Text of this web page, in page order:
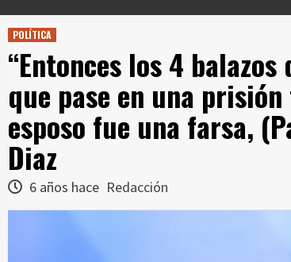
POLÍTICA
“Entonces los 4
que pase en una
esposo fue una farsa,
Diaz
6 años hace Redacción